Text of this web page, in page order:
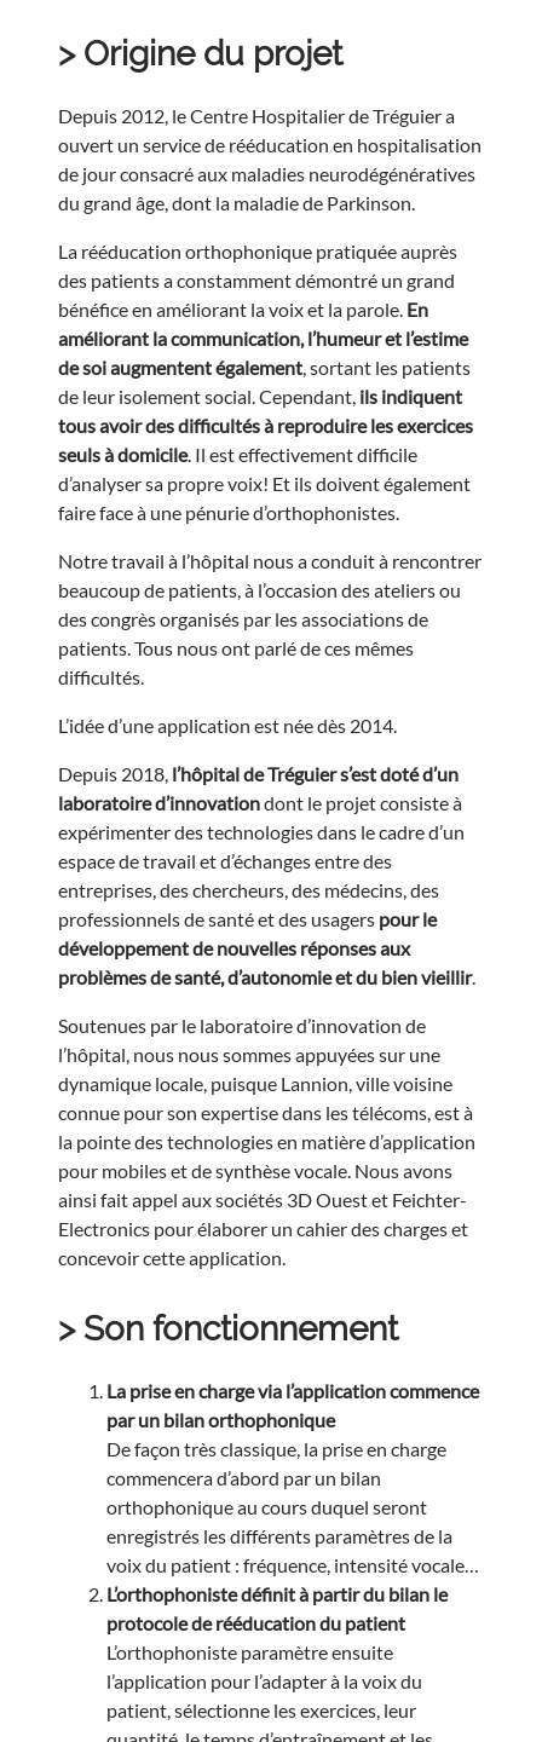
> Origine du projet
Depuis 2012, le Centre Hospitalier de Tréguier a
ouvert un service de rééducation en hospitalisation
de jour consacré aux maladies neurodégénératives
du grand âge, dont la maladie de Parkinson.
La rééducation orthophonique pratiquée auprès
des patients a constamment démontré un grand
bénéfice en améliorant la voix et la parole. En
améliorant la communication, l’humeur et l’estime
de soi augmentent également, sortant les patients
de leur isolement social. Cependant, ils indiquent
tous avoir des difficultés à reproduire les exercices
seuls à domicile. Il est effectivement difficile
d’analyser sa propre voix! Et ils doivent également
faire face à une pénurie d’orthophonistes.
Notre travail à l’hôpital nous a conduit à rencontrer
beaucoup de patients, à l’occasion des ateliers ou
des congrès organisés par les associations de
patients. Tous nous ont parlé de ces mêmes
difficultés.
L’idée d’une application est née dès 2014.
Depuis 2018, l’hôpital de Tréguier s’est doté d’un
laboratoire d’innovationdont le projet consiste à
expérimenter des technologies dans le cadre d’un
espace de travail et d’échanges entre des
entreprises, des chercheurs, des médecins, des
professionnels de santé et des usagers pour le
développement de nouvelles réponses aux
problèmes de santé, d’autonomie et du bien vieillir.
Soutenues par le laboratoire d’innovation de
l’hôpital, nous nous sommes appuyées sur une
dynamique locale, puisque Lannion, ville voisine
connue pour son expertise dans les télécoms, est à
la pointe des technologies en matière d’application
pour mobiles et de synthèse vocale. Nous avons
ainsi fait appel aux sociétés 3D Ouest et Feichter-
Electronics pour élaborer un cahier des charges et
concevoir cette application.
> Son fonctionnement
La prise en charge via l’application commence
par un bilan orthophonique
De façon très classique, la prise en charge
commencera d’abord par un bilan
orthophonique au cours duquel seront
enregistrés les différents paramètres de la
voix du patient : fréquence, intensité vocale…
L’orthophoniste définit à partir du bilan le
protocole de rééducation du patient
L’orthophoniste paramètre ensuite
l’application pour l’adapter à la voix du
patient, sélectionne les exercices, leur